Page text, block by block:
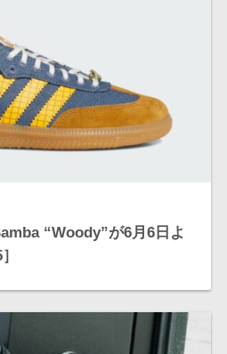
“Woody”が6月6日よ